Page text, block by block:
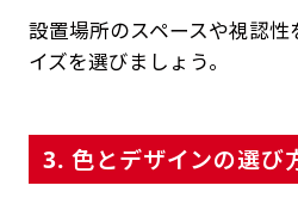
設置場所のスペースや視認性
イズを選びましょう。
3. 色とデザインの選び